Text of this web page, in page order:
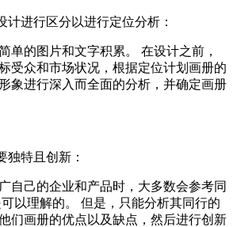
计进行区分以进行定位分析：
单的图片和文字积累。 在设计之前，
受众和市场状况，根据定位计划画册的
象进行深入而全面的分析，并确定画册
独特且创新：
自己的企业和产品时，大多数会参考同
以理解的。 但是，只能分析其同行的
们画册的优点以及缺点，然后进行创新